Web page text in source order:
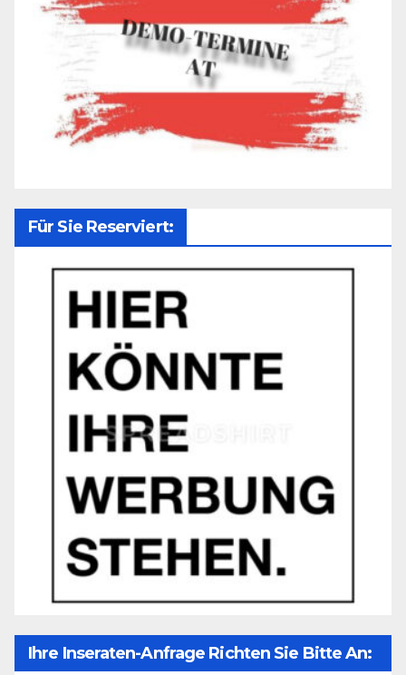
Für Sie Reserviert:
Ihre Inseraten-Anfrage Richten Sie Bitte An: